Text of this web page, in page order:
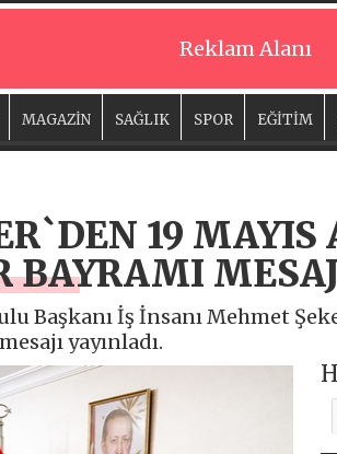
Reklam Alanı
MAGAZİN SAĞLIK SPOR EĞİTİM
19 MAYIS
BAYRAMI
İş İnsanı Mehmet
yayınladı.